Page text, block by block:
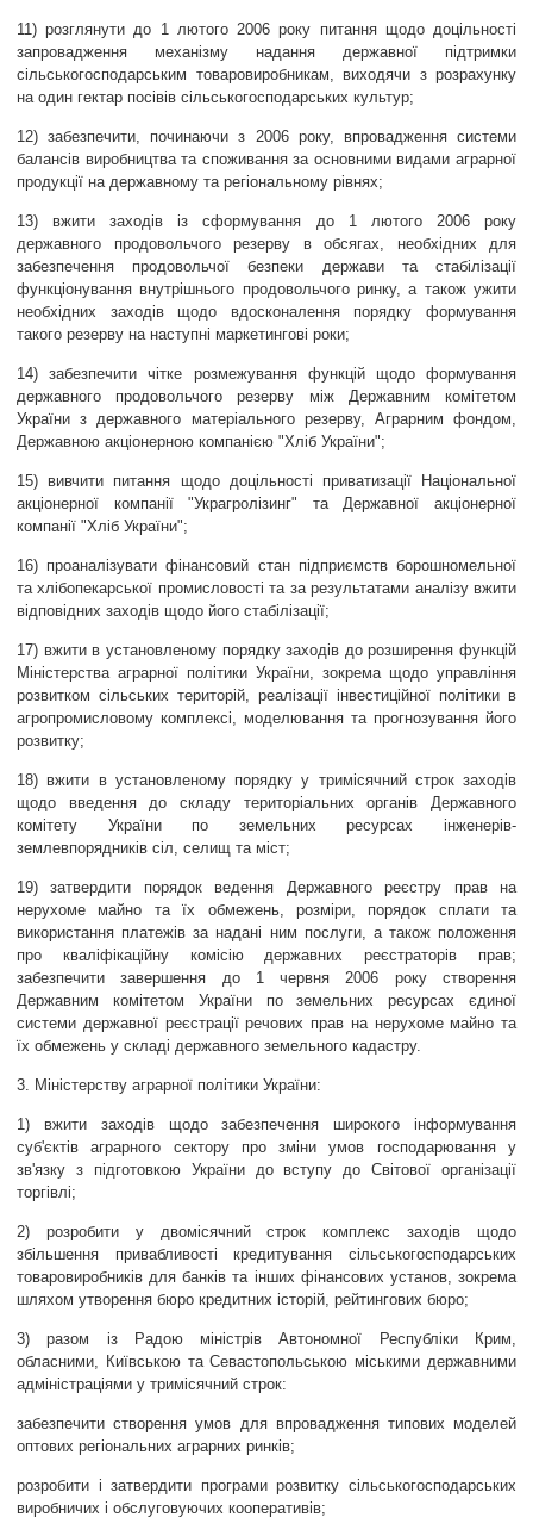
11) розглянути до 1 лютого 2006 року питання щодо доцільності
запровадження механізму надання державної підтримки
сільськогосподарським товаровиробникам, виходячи з розрахунку
на один гектар посівів сільськогосподарських культур;
12) забезпечити, починаючи з 2006 року, впровадження системи
балансів виробництва та споживання за основними видами аграрної
продукції на державному та регіональному рівнях;
13) вжити заходів із сформування до 1 лютого 2006 року
державного продовольчого резерву в обсягах, необхідних для
забезпечення продовольчої безпеки держави та стабілізації
функціонування внутрішнього продовольчого ринку, а також ужити
необхідних заходів щодо вдосконалення порядку формування
такого резерву на наступні маркетингові роки;
14) забезпечити чітке розмежування функцій щодо формування
державного продовольчого резерву між Державним комітетом
України з державного матеріального резерву, Аграрним фондом,
Державною акціонерною компанією "Хліб України";
15) вивчити питання щодо доцільності приватизації Національної
акціонерної компанії "Украгролізинг" та Державної акціонерної
компанії "Хліб України";
16) проаналізувати фінансовий стан підприємств борошномельної
та хлібопекарської промисловості та за результатами аналізу вжити
відповідних заходів щодо його стабілізації;
17) вжити в установленому порядку заходів до розширення функцій
Міністерства аграрної політики України, зокрема щодо управління
розвитком сільських територій, реалізації інвестиційної політики в
агропромисловому комплексі, моделювання та прогнозування його
розвитку;
18) вжити в установленому порядку у тримісячний строк заходів
щодо введення до складу територіальних органів Державного
комітету України по земельних ресурсах інженерів-
землевпорядників сіл, селищ та міст;
19) затвердити порядок ведення Державного реєстру прав на
нерухоме майно та їх обмежень, розміри, порядок сплати та
використання платежів за надані ним послуги, а також положення
про кваліфікаційну комісію державних реєстраторів прав;
забезпечити завершення до 1 червня 2006 року створення
Державним комітетом України по земельних ресурсах єдиної
системи державної реєстрації речових прав на нерухоме майно та
їх обмежень у складі державного земельного кадастру.
3. Міністерству аграрної політики України:
1) вжити заходів щодо забезпечення широкого інформування
суб'єктів аграрного сектору про зміни умов господарювання у
зв'язку з підготовкою України до вступу до Світової організації
торгівлі;
2) розробити у двомісячний строк комплекс заходів щодо
збільшення привабливості кредитування сільськогосподарських
товаровиробників для банків та інших фінансових установ, зокрема
шляхом утворення бюро кредитних історій, рейтингових бюро;
3) разом із Радою міністрів Автономної Республіки Крим,
обласними, Київською та Севастопольською міськими державними
адміністраціями у тримісячний строк:
забезпечити створення умов для впровадження типових моделей
оптових регіональних аграрних ринків;
розробити і затвердити програми розвитку сільськогосподарських
виробничих і обслуговуючих кооперативів;